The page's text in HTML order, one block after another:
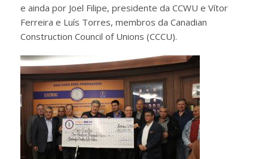
e ainda por Joel Filipe, presidente da CCWU e Vítor
Ferreira e Luís Torres, membros da Canadian
Construction Council of Unions (CCCU).